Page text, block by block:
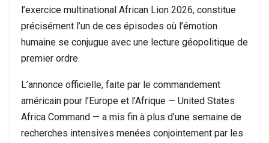
l’exercice multinational African Lion 2026, constitue
précisément l’un de ces épisodes où l’émotion
humaine se conjugue avec une lecture géopolitique de
premier ordre.
L’annonce officielle, faite par le commandement
américain pour l’Europe et l’Afrique — United States
Africa Command — a mis fin à plus d’une semaine de
recherches intensives menées conjointement par les